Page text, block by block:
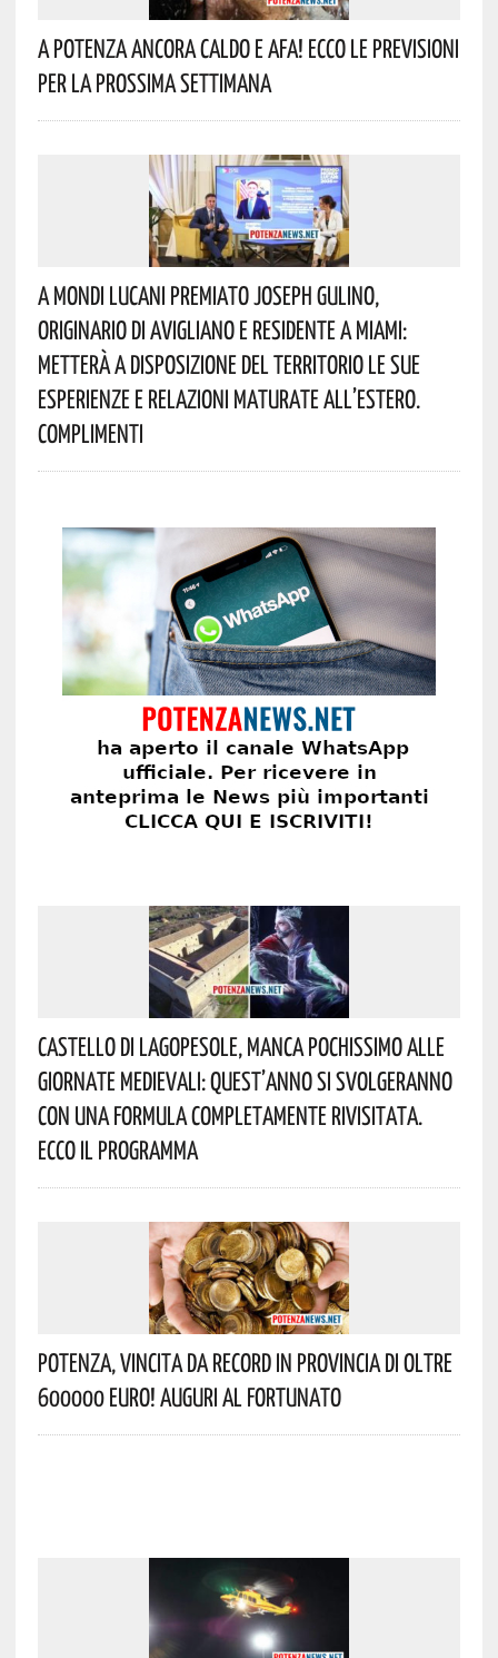
A Potenza Ancora Caldo E Afa! Ecco Le Previsioni
Per La Prossima Settimana
A Mondi Lucani Premiato Joseph Gulino,
Originario Di Avigliano E Residente A Miami:
Metterà A Disposizione Del Territorio Le Sue
Esperienze E Relazioni Maturate All’estero.
Complimenti
Castello Di Lagopesole, Manca Pochissimo Alle
Giornate Medievali: Quest’anno Si Svolgeranno
Con Una Formula Completamente Rivisitata.
Ecco Il Programma
Potenza, Vincita Da Record In Provincia Di Oltre
600000 Euro! Auguri Al Fortunato